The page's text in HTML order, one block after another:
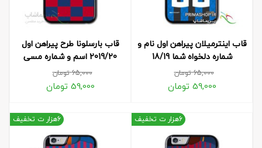
قاب اینترمیلان پیراهن اول نام و
شماره دلخواه شما 18/19
65,000تومان
59,000 تومان
قاب بارسلونا طرح پیراهن اول
2019/20 اسم و شماره مسی
65,000تومان
59,000 تومان
6هزار ت تخفیف 6هزار ت تخفیف